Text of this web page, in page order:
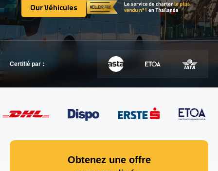
CONTACTEZ-NOUS
CONTACTEZ-NOUS
Our Véhicules
Our Véhicules
Certifié par :
Obtenez une offre